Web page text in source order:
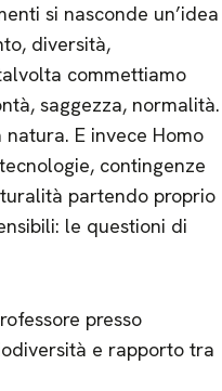
si nasconde un’idea
diversità,
commettiamo
saggezza, normalità.
E invece Homo
contingenze
partendo proprio
le questioni di
presso
e rapporto tra